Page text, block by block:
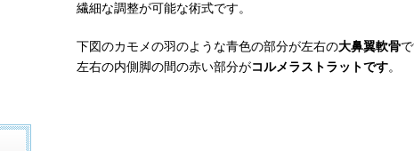
繊細な調整が可能な術式です。
下図のカモメの羽のような青色の部分が左右の大鼻翼軟骨
左右の内側脚の間の赤い部分がコルメラストラットです。